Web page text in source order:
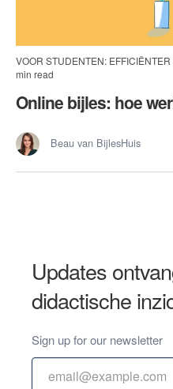
VOOR STUDENTEN:
min read
Online bijles: hoe
Beau van BijlesHuis
Updates
didactische
Sign up for our newsletter